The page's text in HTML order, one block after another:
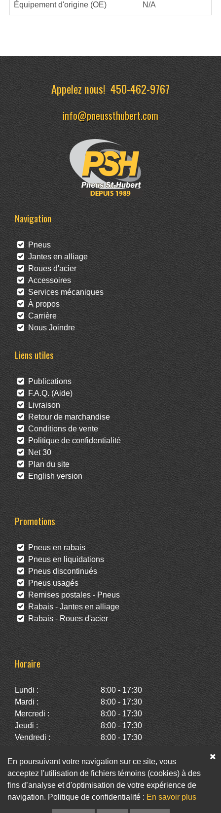
Équipement d'origine (OE) N/A
Appelez nous!450-462-9767
info@pneussthubert.com
Navigation
Pneus
Jantes en alliage
Roues d'acier
Accessoires
Services mécaniques
À propos
Carrière
Nous Joindre
Liens utiles
Publications
F.A.Q. (Aide)
Livraison
Retour de marchandise
Conditions de vente
Politique de confidentialité
Net 30
Plan du site
English version
Promotions
Pneus en rabais
Pneus en liquidations
Pneus discontinués
Pneus usagés
Remises postales - Pneus
Rabais - Jantes en alliage
Rabais - Roues d'acier
Horaire
Lundi :
8:00 - 17:30
Mardi :
8:00 - 17:30
Mercredi :
8:00 - 17:30
Jeudi :
8:00 - 17:30
Vendredi :
8:00 - 17:30
Dimanche :
Fermé
Facebook Twitter Infolettre
En poursuivant votre navigation sur ce site, vous
acceptez l'utilisation de fichiers témoins (cookies) à des
fins d’analyse et d'optimisation de votre expérience de
navigation. Politique de confidentialité : En savoir plus